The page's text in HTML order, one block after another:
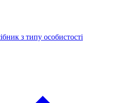
з типу особистості